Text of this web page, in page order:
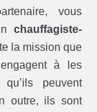
vous
chauffagiste-
la mission que
à les
peuvent
outre, ils sont